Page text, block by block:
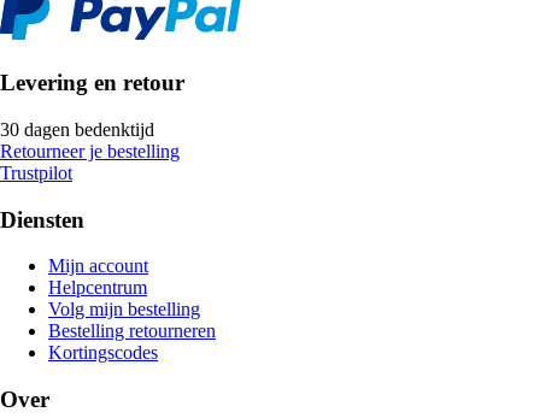
Levering en retour
30 dagen bedenktijd
Retourneer je bestelling
Trustpilot
Diensten
Mijn account
Helpcentrum
Volg mijn bestelling
Bestelling retourneren
Kortingscodes
Over